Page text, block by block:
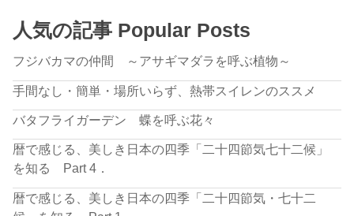
人気の記事 Popular Posts
フジバカマの仲間 ～アサギマダラを呼ぶ植物～
手間なし・簡単・場所いらず、熱帯スイレンのススメ
バタフライガーデン 蝶を呼ぶ花々
暦で感じる、美しき日本の四季「二十四節気七十二候」
を知る Part 4．
暦で感じる、美しき日本の四季「二十四節気・七十二